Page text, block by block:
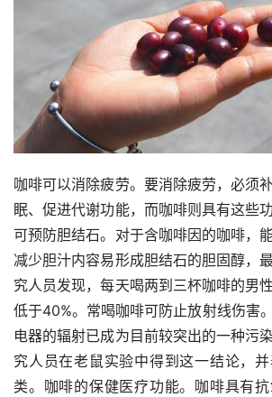
咖啡可以消除疲劳。要消除疲劳，必须
眠、促进代谢功能，而咖啡则具有这些
可预防胆结石。对于含咖啡因的咖啡，
减少胆汁内容易形成胆结石的胆固醇，
究人员发现，每天喝两到三杯咖啡的男
低于40%。常喝咖啡可防止放射线伤害
电器的辐射已成为目前较突出的一种污
究人员在老鼠实验中得到这一结论，
类。咖啡的保健医疗功能。咖啡具有